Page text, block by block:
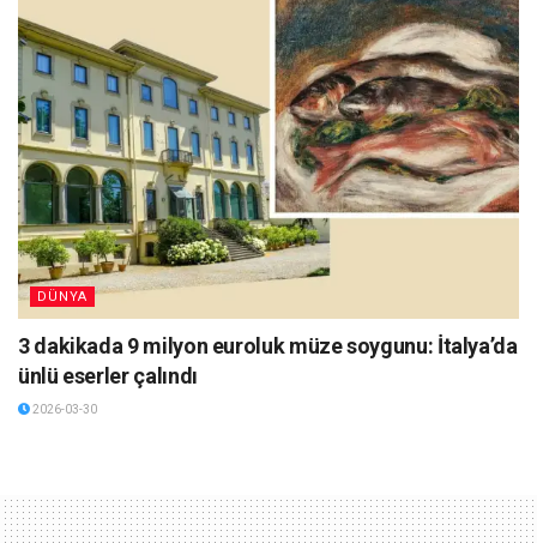
DÜNYA
3 dakikada 9 milyon euroluk müze soygunu: İtalya’da
ünlü eserler çalındı
2026-03-30